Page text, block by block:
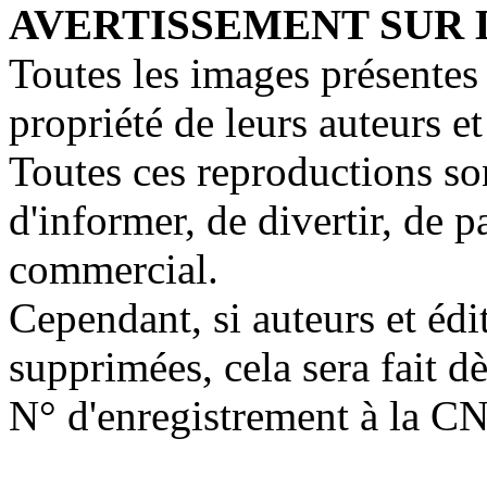
AVERTISSEMENT
Toutes les images
propriété de leurs auteurs
Toutes ces reproductions
d'informer, de divertir, de
commercial.
Cependant, si auteurs et
supprimées, cela sera fait
N° d'enregistrement à la